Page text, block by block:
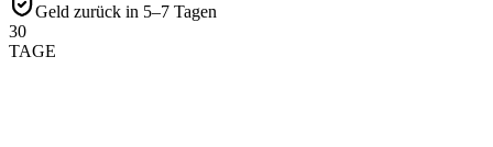
Geld zurück in 5–7 Tagen
30
TAGE